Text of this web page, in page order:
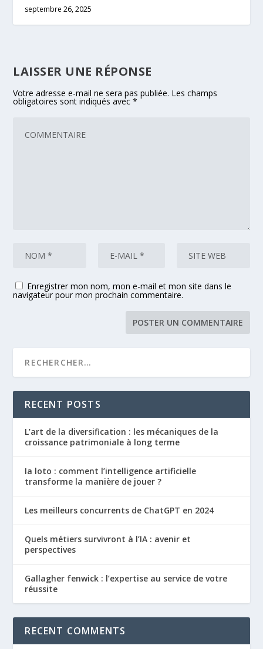
septembre 26, 2025
LAISSER UNE RÉPONSE
Votre adresse e-mail ne sera pas publiée. Les champs
obligatoires sont indiqués avec*
Enregistrer mon nom, mon e-mail et mon site dans le
navigateur pour mon prochain commentaire.
RECENT POSTS
L’art de la diversification : les mécaniques de la
croissance patrimoniale à long terme
Ia loto : comment l’intelligence artificielle
transforme la manière de jouer ?
Les meilleurs concurrents de ChatGPT en 2024
Quels métiers survivront à l’IA : avenir et
perspectives
Gallagher fenwick : l’expertise au service de votre
réussite
RECENT COMMENTS